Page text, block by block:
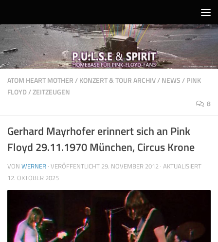
ATOM HEART MOTHER/KONZERT & TOUR ARCHIV/NEWS/PINK
FLOYD/ZEITZEUGEN
8
Gerhard Mayrhofer erinnert sich an Pink
Floyd 29.11.1970 München, Circus Krone
VON WERNER · VERÖFFENTLICHT 29. NOVEMBER 2012 · AKTUALISIERT
12. OKTOBER 2025